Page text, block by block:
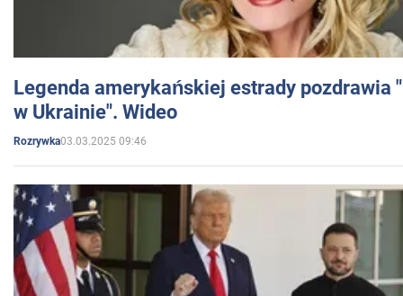
Legenda amerykańskiej estrady pozdrawia
w Ukrainie". Wideo
Rozrywka03.03.2025 09:46